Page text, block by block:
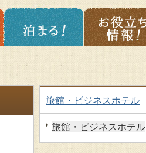
旅館・ビジネスホテル
旅館・ビジネスホテル